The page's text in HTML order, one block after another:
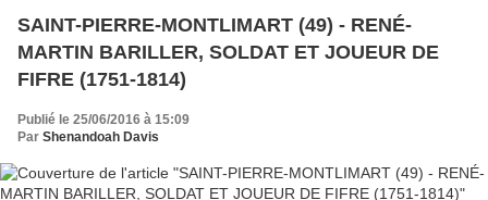
SAINT-PIERRE-MONTLIMART (49) - RENÉ-
MARTIN BARILLER, SOLDAT ET JOUEUR DE
FIFRE (1751-1814)
Publié le 25/06/2016 à 15:09
Par Shenandoah Davis